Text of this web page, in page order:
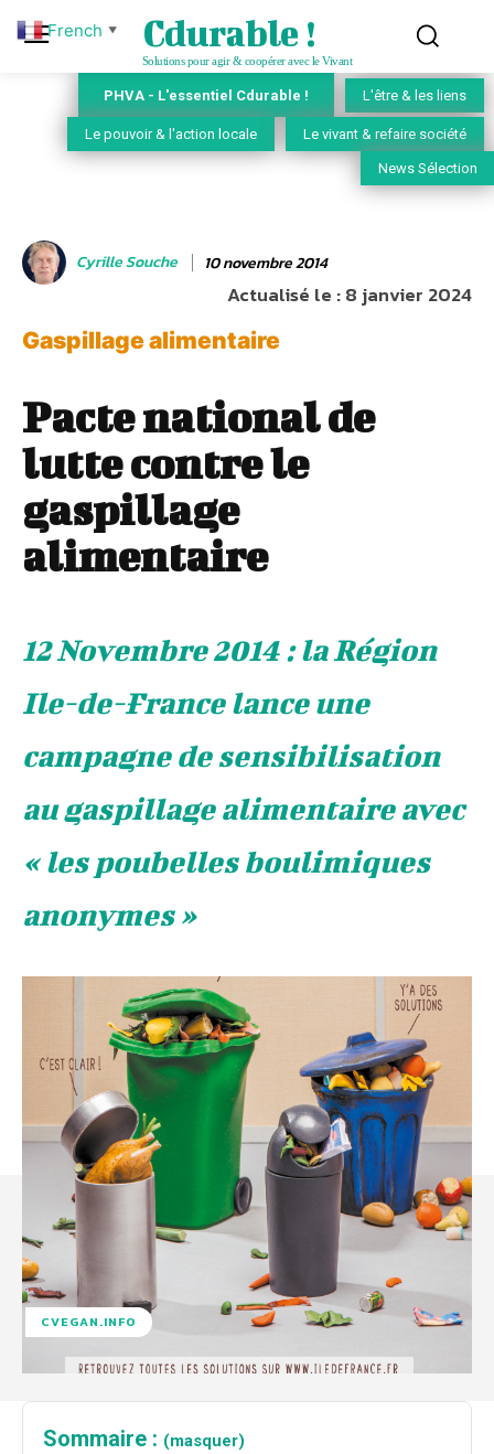
Cdurable !
Solutions pour agir & coopérer avec le Vivant
PHVA - L'essentiel Cdurable ! L'être & les liens
Le pouvoir & l'action locale Le vivant & refaire société
News Sélection
Cyrille Souche 10 novembre 2014
Actualisé le :8 janvier 2024
Gaspillage alimentaire
Pacte national de
lutte contre le
gaspillage
alimentaire
12 Novembre 2014 : la Région
Ile-de-France lance une
campagne de sensibilisation
au gaspillage alimentaire avec
« les poubelles boulimiques
anonymes »
CVEGAN.INFO
Sommaire : (masquer)
French ▼